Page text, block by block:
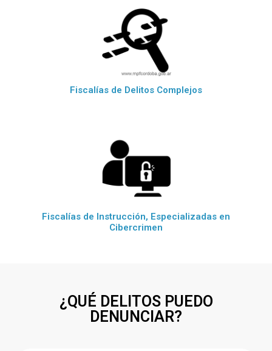
Fiscalías de Delitos Complejos
Fiscalías de Instrucción, Especializadas en
Cibercrimen
¿QUÉ DELITOS PUEDO
DENUNCIAR?